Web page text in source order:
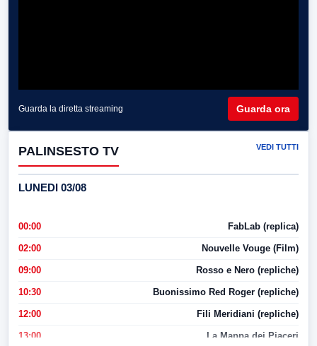
Guarda la diretta streaming Guarda ora
PALINSESTO TV VEDI TUTTI
LUNEDI 03/08
00:00 FabLab (replica)
02:00 Nouvelle Vouge (Film)
09:00 Rosso e Nero (repliche)
10:30 Buonissimo Red Roger (repliche)
12:00 Fili Meridiani (repliche)
13:00 La Mappa dei Piaceri